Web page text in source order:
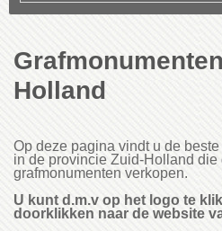
Holland
Op deze pagina vindt u de
in de provincie Zuid-Holland die
grafmonumenten verkopen.
U kunt d.m.v op het logo te
doorklikken naar de website